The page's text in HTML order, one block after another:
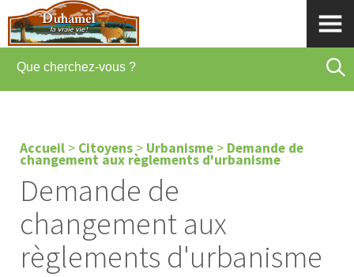
Accueil > Citoyens > Urbanisme > Demande de
changement aux règlements d'urbanisme
Demande de
changement aux
règlements d'urbanisme